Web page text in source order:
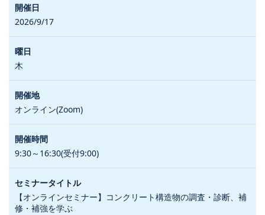
2026/9/17
木
オンライン(Zoom)
9:30～16:30(受付9:00)
【オンラインセミナー】コンクリート構造物の調査・診断、補
修・補強を学ぶ